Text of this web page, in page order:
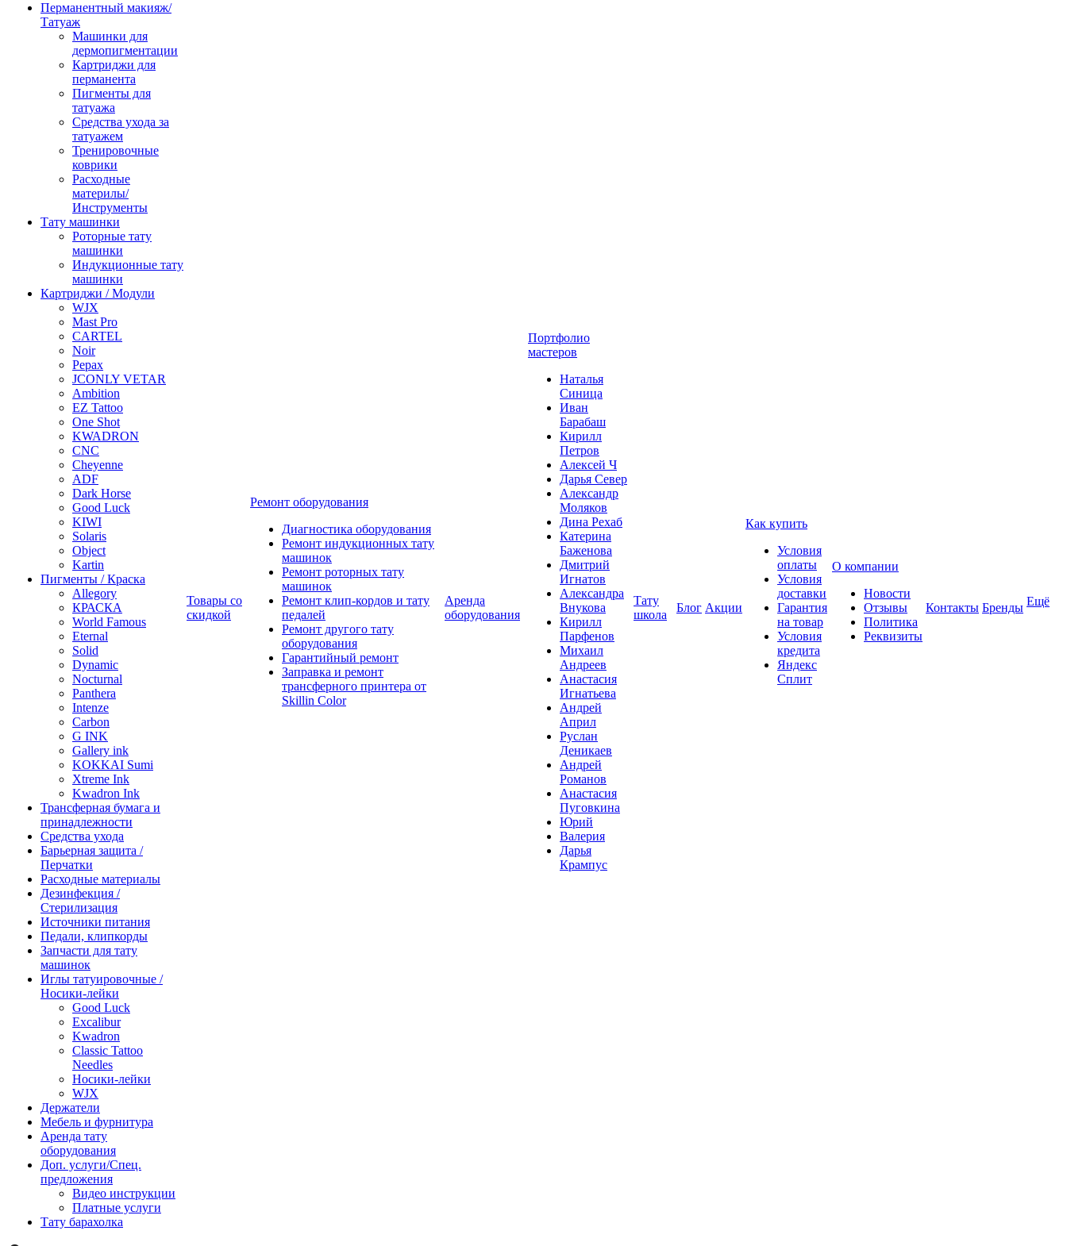
Перманентный макияж/
Татуаж
Машинки для
дермопигментации
Картриджи для
перманента
Пигменты для
татуажа
Средства ухода за
татуажем
Тренировочные
коврики
Расходные
материлы/
Инструменты
Тату машинки
Роторные тату
машинки
Индукционные тату
машинки
Картриджи / Модули
WJX
Mast Pro
CARTEL
Noir
Pepax
JCONLY VETAR
Ambition
EZ Tattoo
One Shot
KWADRON
CNC
Cheyenne
ADF
Dark Horse
Good Luck
KIWI
Solaris
Object
Kartin
Пигменты / Краска
Allegory
КРАСКА
World Famous
Eternal
Solid
Dynamic
Nocturnal
Panthera
Intenze
Carbon
G INK
Gallery ink
KOKKAI Sumi
Xtreme Ink
Kwadron Ink
Трансферная бумага и
принадлежности
Средства ухода
Барьерная защита /
Перчатки
Расходные материалы
Дезинфекция /
Стерилизация
Источники питания
Педали, клипкорды
Запчасти для тату
машинок
Иглы татуировочные /
Носики-лейки
Good Luck
Excalibur
Kwadron
Classic Tattoo
Needles
Носики-лейки
WJX
Держатели
Мебель и фурнитура
Аренда тату
оборудования
Доп. услуги/Спец.
предложения
Видео инструкции
Платные услуги
Тату барахолка
Товары со
скидкой
Ремонт оборудования
Диагностика оборудования
Ремонт индукционных тату
машинок
Ремонт роторных тату
машинок
Ремонт клип-кордов и тату
педалей
Ремонт другого тату
оборудования
Гарантийный ремонт
Заправка и ремонт
трансферного принтера от
Skillin Color
Аренда
оборудования
Портфолио
мастеров
Наталья
Синица
Иван
Барабаш
Кирилл
Петров
Алексей Ч
Дарья Север
Александр
Моляков
Дина Рехаб
Катерина
Баженова
Дмитрий
Игнатов
Александра
Внукова
Кирилл
Парфенов
Михаил
Андреев
Анастасия
Игнатьева
Андрей
Април
Руслан
Деникаев
Андрей
Романов
Анастасия
Пуговкина
Юрий
Валерия
Дарья
Крампус
Тату
школа
Блог Акции
Как купить
Условия
оплаты
Условия
доставки
Гарантия
на товар
Условия
кредита
Яндекс
Сплит
О компании
Новости
Отзывы
Политика
Реквизиты
Контакты Бренды Ещё